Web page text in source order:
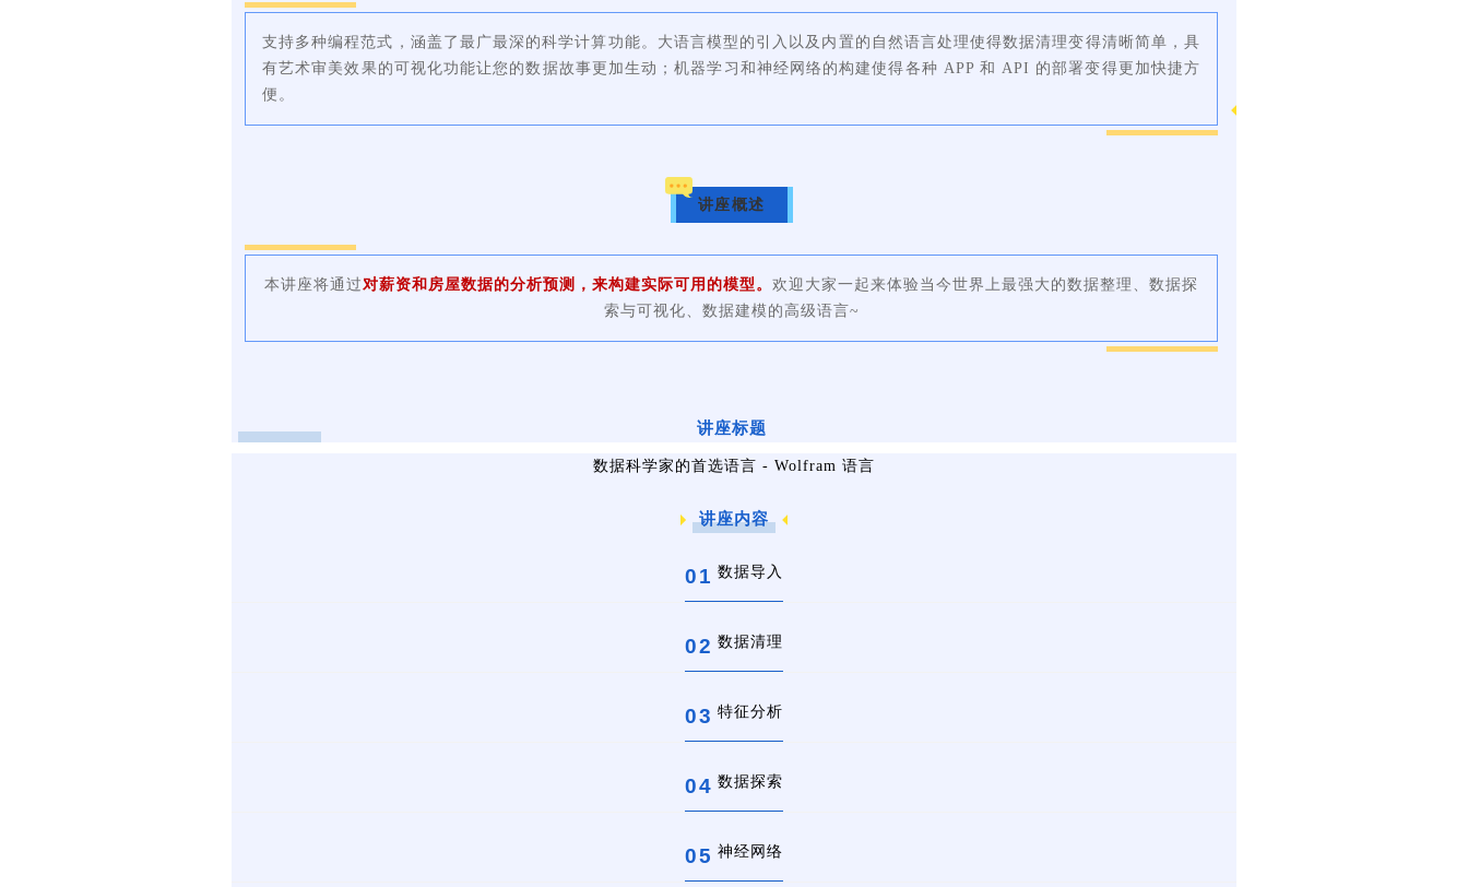
支持多种编程范式，涵盖了最广最深的科学计算功能。大语言模型的引入以及内置的自然语言处理使得数据清理变得清晰简单，具
有艺术审美效果的可视化功能让您的数据故事更加生动；机器学习和神经网络的构建使得各种 APP 和 API 的部署变得更加快捷方
便。
讲座概述
本讲座将通过对薪资和房屋数据的分析预测，来构建实际可用的模型。 欢迎大家一起来体验当今世界上最强大的数据整理、数据探
索与可视化、数据建模的高级语言~
讲座标题
数据科学家的首选语言 - Wolfram 语言
讲座内容
01 数据导入
02 数据清理
03 特征分析
04 数据探索
05 神经网络